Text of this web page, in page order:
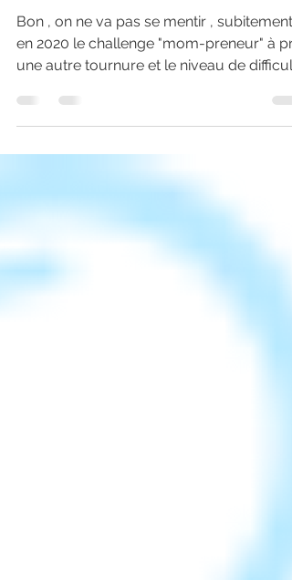
casse-tête du moment
Bon , on ne va pas se mentir , subitement
en 2020 le challenge "mom-preneur" à pris
une autre tournure et le niveau de